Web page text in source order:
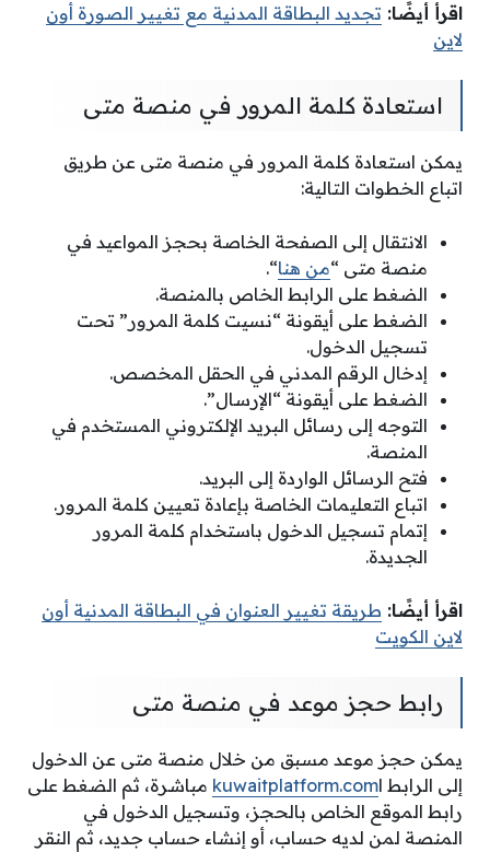
اقرأ أيضًا: تجديد البطاقة المدنية مع تغيير الصورة أون
لاين
استعادة كلمة المرور في منصة متى
يمكن استعادة كلمة المرور في منصة متى عن طريق
اتباع الخطوات التالية:
الانتقال إلى الصفحة الخاصة بحجز المواعيد في
منصة متى “من هنا“.
الضغط على الرابط الخاص بالمنصة.
الضغط على أيقونة “نسيت كلمة المرور” تحت
تسجيل الدخول.
إدخال الرقم المدني في الحقل المخصص.
الضغط على أيقونة “الإرسال”.
التوجه إلى رسائل البريد الإلكتروني المستخدم في
المنصة.
فتح الرسائل الواردة إلى البريد.
اتباع التعليمات الخاصة بإعادة تعيين كلمة المرور.
إتمام تسجيل الدخول باستخدام كلمة المرور
الجديدة.
اقرأ أيضًا: طريقة تغيير العنوان في البطاقة المدنية أون
لاين الكويت
رابط حجز موعد في منصة متى
يمكن حجز موعد مسبق من خلال منصة متى عن الدخول
إلى الرابط اkuwaitplatform.com مباشرة، ثم الضغط على
رابط الموقع الخاص بالحجز، وتسجيل الدخول في
المنصة لمن لديه حساب، أو إنشاء حساب جديد، ثم النقر